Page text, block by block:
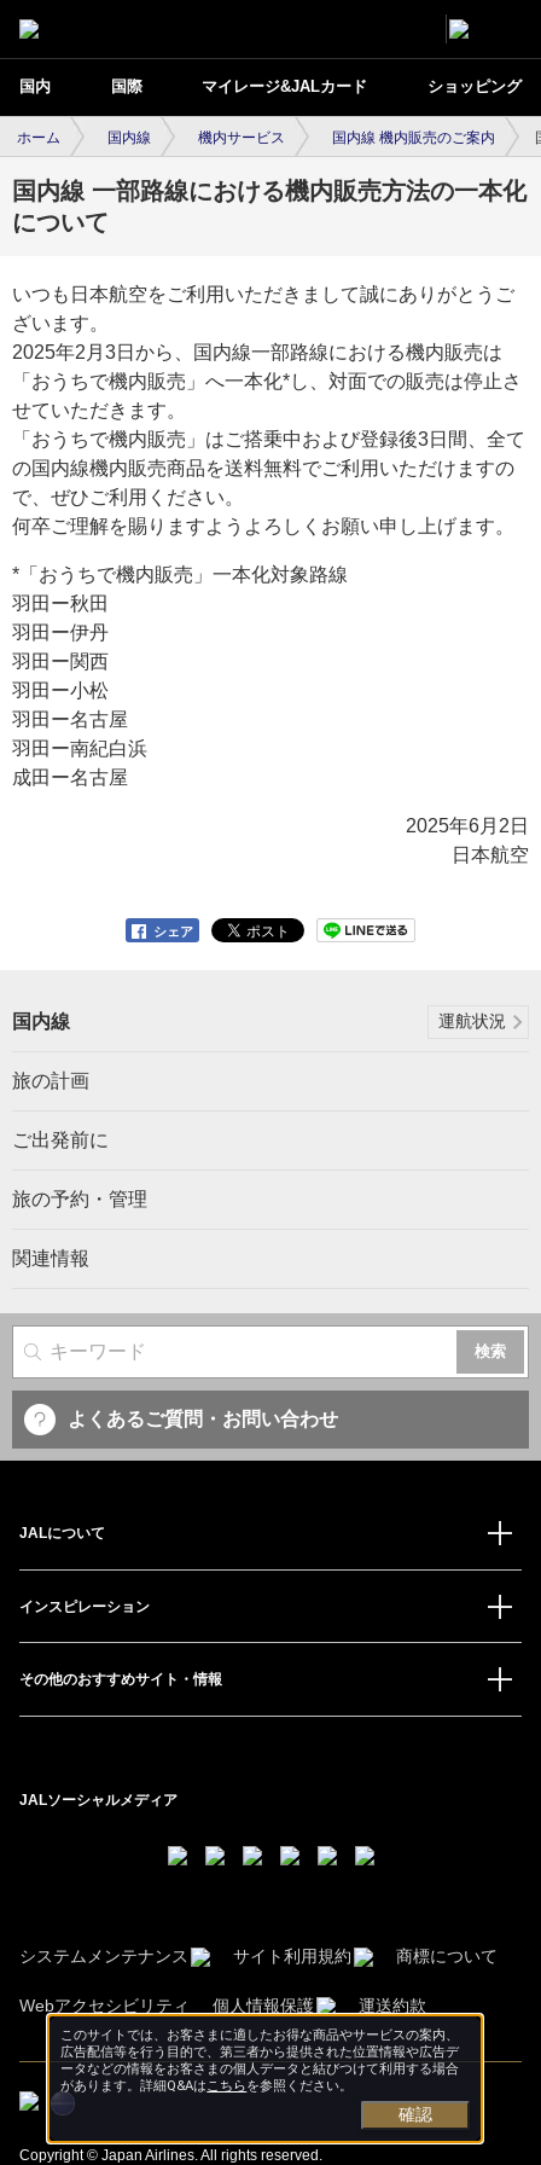
国内 国際 マイレージ&JALカード ショッピング
ホーム 国内線 機内サービス 国内線 機内販売のご案内
国内線 一部路線における機内販売方法の一本化
について
いつも日本航空をご利用いただきまして誠にありがとうご
ざいます。
2025年2月3日から、国内線一部路線における機内販売は
「おうちで機内販売」へ一本化*し、対面での販売は停止さ
せていただきます。
「おうちで機内販売」はご搭乗中および登録後3日間、全て
の国内線機内販売商品を送料無料でご利用いただけますの
で、ぜひご利用ください。
何卒ご理解を賜りますようよろしくお願い申し上げます。
*「おうちで機内販売」一本化対象路線
羽田ー秋田
羽田ー伊丹
羽田ー関西
羽田ー小松
羽田ー名古屋
羽田ー南紀白浜
成田ー名古屋
2025年6月2日
日本航空
シェア
国内線 運航状況
旅の計画
ご出発前に
旅の予約・管理
関連情報
サイト内検索
よくあるご質問・お問い合わせ
JALについて
インスピレーション
その他のおすすめサイト・情報
JALソーシャルメディア
システムメンテナンス サイト利用規約 商標について
Webアクセシビリティ 個人情報保護 運送約款
Copyright © Japan Airlines. All rights reserved.
このサイトでは、お客さまに適したお得な商品やサービスの案内、
広告配信等を行う目的で、第三者から提供された位置情報や広告デ
ータなどの情報をお客さまの個人データと結びつけて利用する場合
があります。詳細Q&Aはこちらを参照ください。
確認